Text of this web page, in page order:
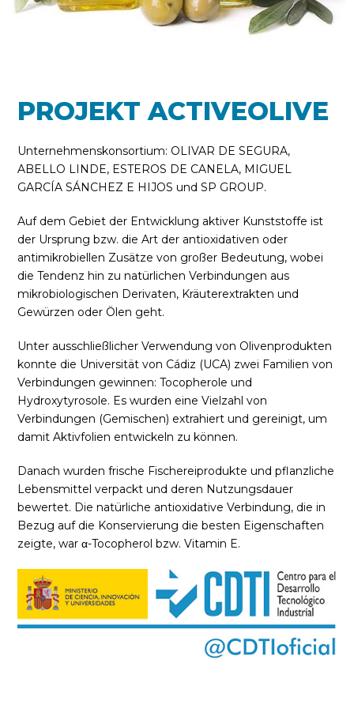
PROJEKT ACTIVEOLIVE
Unternehmenskonsortium: OLIVAR DE SEGURA,
ABELLO LINDE, ESTEROS DE CANELA, MIGUEL
GARCÍA SÁNCHEZ E HIJOS und SP GROUP.
Auf dem Gebiet der Entwicklung aktiver Kunststoffe ist
der Ursprung bzw. die Art der antioxidativen oder
antimikrobiellen Zusätze von großer Bedeutung, wobei
die Tendenz hin zu natürlichen Verbindungen aus
mikrobiologischen Derivaten, Kräuterextrakten und
Gewürzen oder Ölen geht.
Unter ausschließlicher Verwendung von Olivenprodukten
konnte die Universität von Cádiz (UCA) zwei Familien von
Verbindungen gewinnen: Tocopherole und
Hydroxytyrosole. Es wurden eine Vielzahl von
Verbindungen (Gemischen) extrahiert und gereinigt, um
damit Aktivfolien entwickeln zu können.
Danach wurden frische Fischereiprodukte und pflanzliche
Lebensmittel verpackt und deren Nutzungsdauer
bewertet. Die natürliche antioxidative Verbindung, die in
Bezug auf die Konservierung die besten Eigenschaften
zeigte, war α-Tocopherol bzw. Vitamin E.